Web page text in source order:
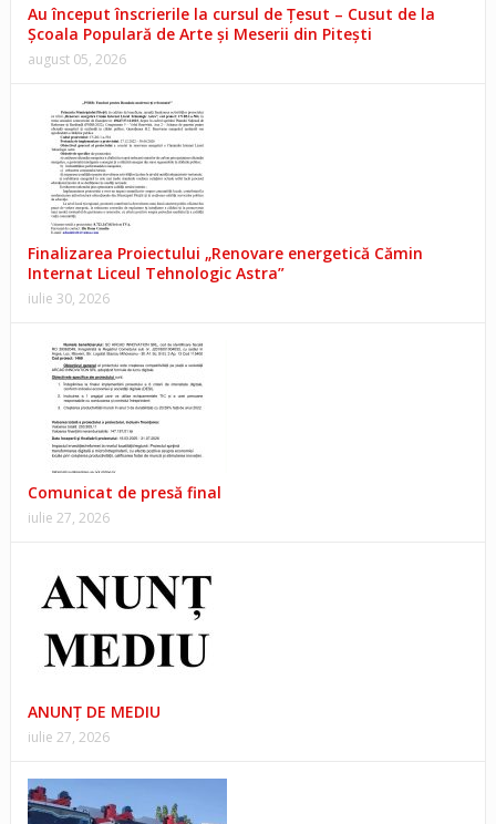
Au început înscrierile la cursul de Țesut – Cusut de la
Școala Populară de Arte și Meserii din Pitești
august 05, 2026
Finalizarea Proiectului „Renovare energetică Cămin
Internat Liceul Tehnologic Astra”
iulie 30, 2026
Comunicat de presă final
iulie 27, 2026
ANUNŢ DE MEDIU
iulie 27, 2026